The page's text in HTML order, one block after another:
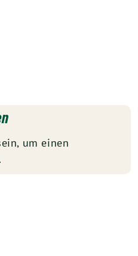
um einen